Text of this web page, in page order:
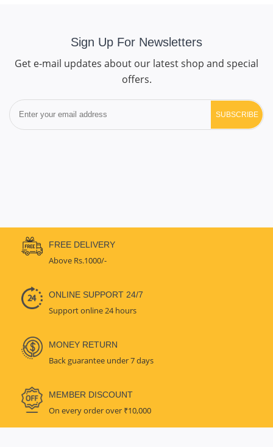
Sign Up For Newsletters
Get e-mail updates about our latest shop and special
offers.
SUBSCRIBE
FREE DELIVERY
Above Rs.1000/-
ONLINE SUPPORT 24/7
Support online 24 hours
MONEY RETURN
Back guarantee under 7 days
MEMBER DISCOUNT
On every order over ₹10,000